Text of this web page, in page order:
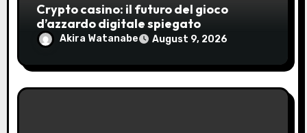
Crypto casino: il futuro del gioco
d’azzardo digitale spiegato
Akira Watanabe August 9, 2026